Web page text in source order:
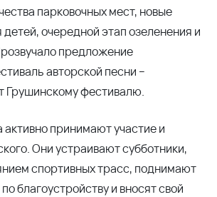
парковочных мест, новые
очередной этап озеленения и
предложение
авторской песни –
Грушинскому фестивалю.
активно принимают участие и
Они устраивают субботники,
спортивных трасс, поднимают
благоустройству и вносят свой